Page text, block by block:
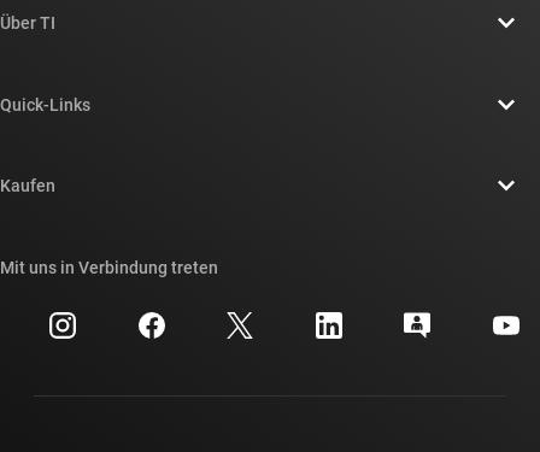
Über TI
Newsroom
Investorenbeziehungen
Fertigung
Quick-Links
Querverweis-Suche
Kundensupportzentrum
Kaufen
Häufig gestellte Fragen zu Bestellungen
Mit uns in Verbindung treten